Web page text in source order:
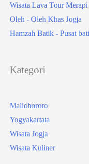
Wisata Lava Tour Merapi
Oleh - Oleh Khas Jogja
Hamzah Batik - Pusat
Kategori
Maliobororo
Yogyakartata
Wisata Jogja
Wisata Kuliner